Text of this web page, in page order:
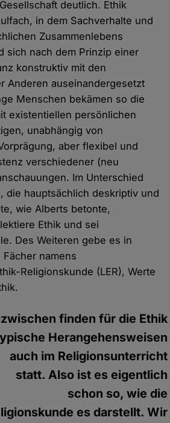
deutlich. Ethik
in dem Sachverhalte und
Zusammenlebens
sich nach dem Prinzip einer
konstruktiv mit den
Anderen auseinandergesetzt
Menschen bekämen so die
existentiellen persönlichen
unabhängig von
aber flexibel und
verschiedener (neu
Im Unterschied
die hauptsächlich deskriptiv und
wie Alberts betonte,
Ethik und sei
Des Weiteren gebe es in
namens
Religionskunde (LER), Werte
finden für die Ethik
Herangehensweisen
auch im Religionsunterricht
statt. Also ist es eigentlich
schon so, wie die
es darstellt. Wir